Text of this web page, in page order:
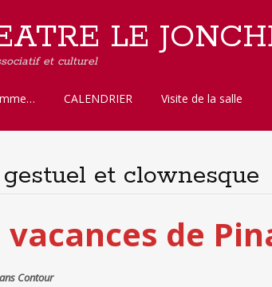
LE
et culturel
CALENDRIER Visite de la salle
gestuel et clownesque
vacances de
Contour